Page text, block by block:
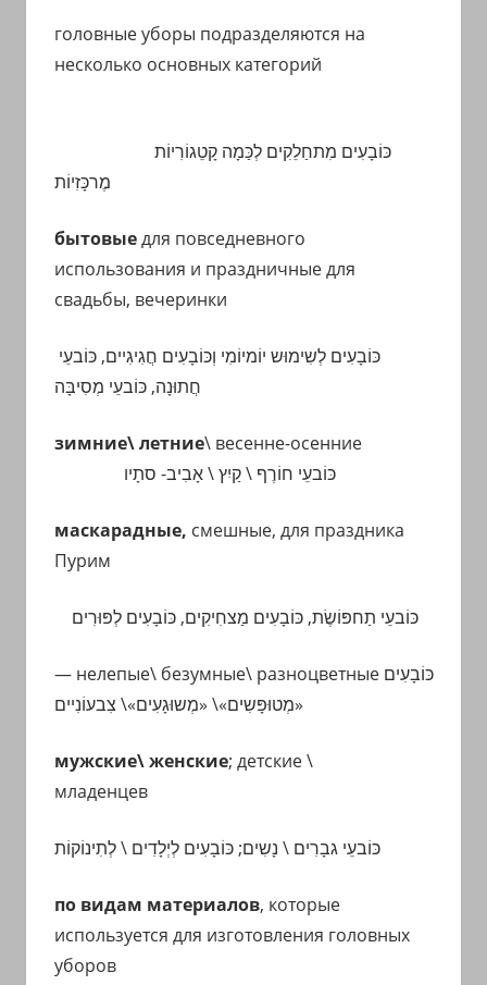
головные уборы подразделяются на
несколько основных категорий
כּוֹבָעִים מִתחַלֵקִים לְכַּמָה קָטֵגוֹרִיוֹת
מֶרכָּזִיוֹת
бытовыедля повседневного
использования и праздничные для
свадьбы, вечеринки
כּוֹבָעִים לְשִימוּש יוֹמיוֹמִי וְכּוֹבָעִים חֲגִיגִיים, כּוֹבעֵי
חֲתוּנָה, כּוֹבעֵי מְסִיבָּה
зимние\ летние\ весенне-осенние
כּוֹבעֵי חוֹרֶף \ קַיִץ \ אָבִיב- סתָיו
маскарадные, смешные, для праздника
Пурим
כּוֹבעֵי תַחפּוֹשֶׂת,כּוֹבָעִים מַצחִיקִים, כּוֹבָעִים לְפּוּרִים
— нелепые\безумные\разноцветныеכּוֹבָעִים
мужские\ женские; детские \
младенцев
כּוֹבעֵי גבָרִים \ נָשִים; כּוֹבָעִים לְיְלָדִים\ לְתִינוֹקוֹת
по видам материалов, которые
используется для изготовления головных
уборов